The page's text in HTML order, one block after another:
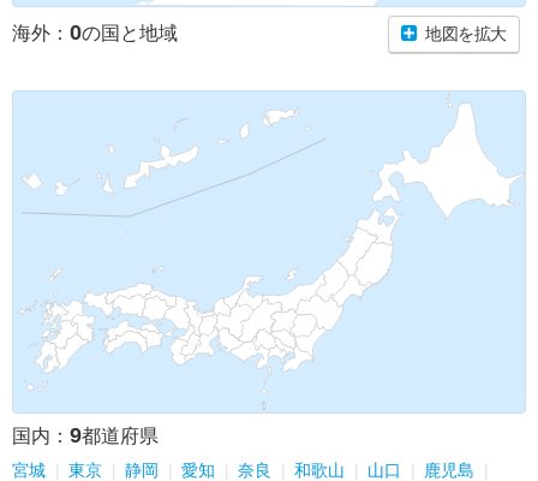
海外： 0の国と地域 地図を拡大
国内： 9都道府県
宮城 東京 静岡 愛知 奈良 和歌山 山口
鹿児島